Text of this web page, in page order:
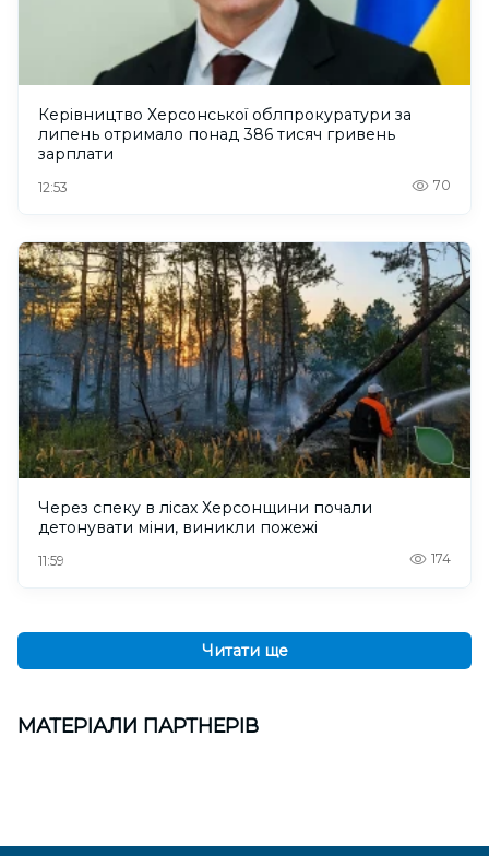
Керівництво Херсонської облпрокуратури за
липень отримало понад 386 тисяч гривень
зарплати
12:53 70
Через спеку в лісах Херсонщини почали
детонувати міни, виникли пожежі
11:59 174
Читати ще
МАТЕРІАЛИ ПАРТНЕРІВ